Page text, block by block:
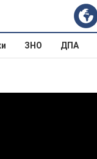
ЗНО ДПА